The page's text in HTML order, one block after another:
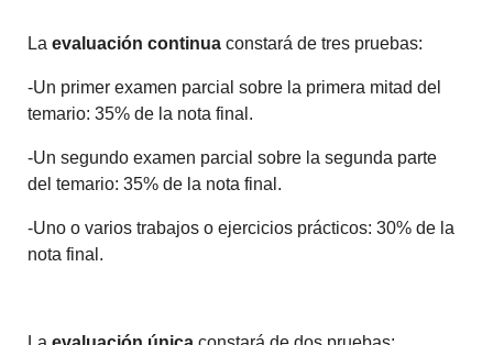
Laevaluación continua constará de tres pruebas:
-Un primer examen parcial sobre la primera mitad del
temario: 35% de la nota final.
-Un segundo examen parcial sobre la segunda parte
del temario: 35% de la nota final.
-Uno o varios trabajos o ejercicios prácticos: 30% de la
nota final.